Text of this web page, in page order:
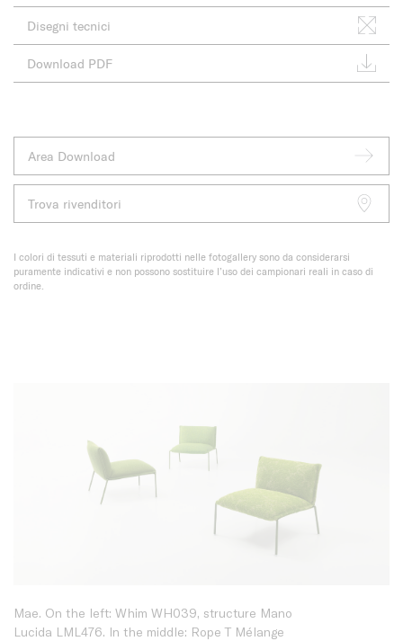
Disegni tecnici
Download PDF
Area Download
Trova rivenditori
I colori di tessuti e materiali riprodotti nelle fotogallery sono da considerarsi
puramente indicativi e non possono sostituire l’uso dei campionari reali in caso di
ordine.
Mae. On the left: Whim WH039, structure Mano
Lucida LML476. In the middle: Rope T Mélange